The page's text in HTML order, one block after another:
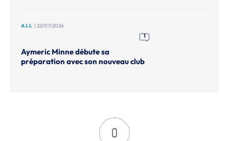
ALL | 22/07/2026
1
Aymeric Minne débute sa
préparation avec son nouveau club
0